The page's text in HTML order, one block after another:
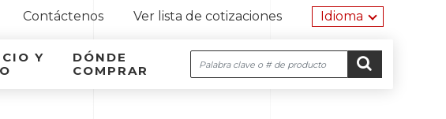
Contáctenos Ver lista de cotizaciones Idioma
Navegación por el sitio
Ir al contenido
Y
DÓNDE
COMPRAR
Buscar